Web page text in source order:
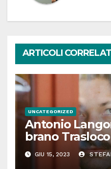
ARTICOLI
UNCATEGORIZED
Antonio
brano
bisogno di
dove nasce il
GIU 15, 2023